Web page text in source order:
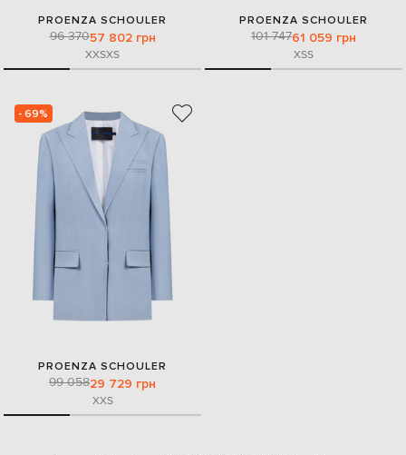
PROENZA SCHOULER
96 37057 802 грн
XXSXS
PROENZA SCHOULER
101 74761 059 грн
XSS
- 69%
PROENZA SCHOULER
99 05829 729 грн
XXS